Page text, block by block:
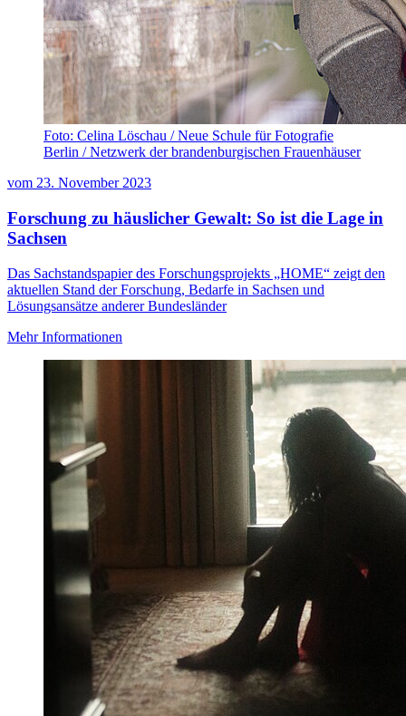
Foto: Celina Löschau / Neue Schule für Fotografie
Berlin / Netzwerk der brandenburgischen Frauenhäuser
vom 23. November 2023
Forschung zu häuslicher Gewalt: So ist die Lage in
Sachsen
Das Sachstandspapier des Forschungsprojekts „HOME“ zeigt den
aktuellen Stand der Forschung, Bedarfe in Sachsen und
Lösungsansätze anderer Bundesländer
Mehr Informationen